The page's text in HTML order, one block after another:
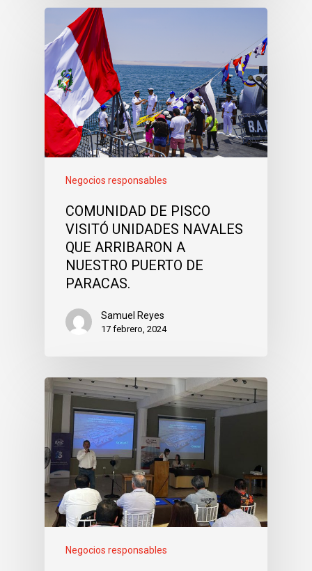
Negocios responsables
COMUNIDAD DE PISCO
VISITÓ UNIDADES NAVALES
QUE ARRIBARON A
NUESTRO PUERTO DE
PARACAS.
Samuel Reyes
17 febrero, 2024
Negocios responsables